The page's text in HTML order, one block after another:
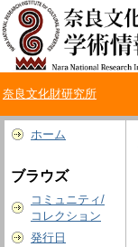
奈良文化財研究所
ホーム
ブラウズ
コミュニティ/
コレクション
発行日